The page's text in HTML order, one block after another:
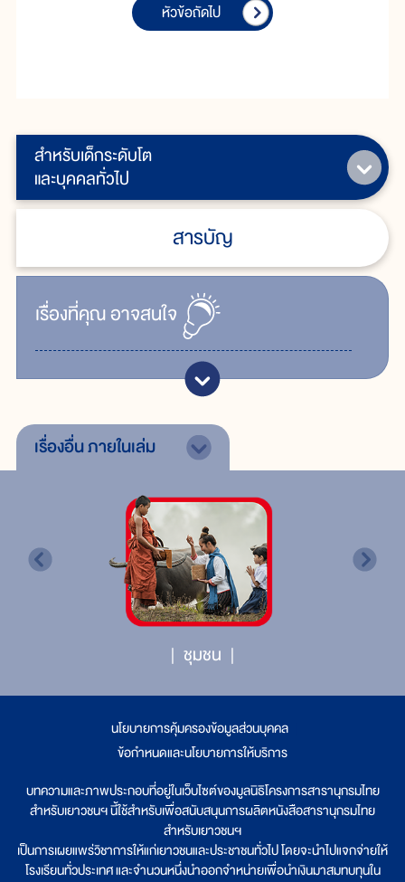
สำหรับเด็กระดับโต
และบุคคลทั่วไป
สารบัญ
เรื่ิองที่คุณอาจสนใจ
หัวข้อถัดไป
เรื่องอื่นภายในเล่ม
ชุมชน
นโยบายการคุ้มครองข้อมูลส่วนบุคคล
ข้อกำหนดและนโยบายการให้บริการ
บทความและภาพประกอบที่อยู่ในเว็บไซต์ของมูลนิธิโครงการสารานุกรมไทย
สำหรับเยาวชนฯ นี้ใช้สำหรับเพื่อสนับสนุนการผลิตหนังสือสารานุกรมไทย
สำหรับเยาวชนฯ
เป็นการเผยแพร่วิชาการให้แก่เยาวชนและประชาชนทั่วไป โดยจะนำไปแจกจ่ายให้
โรงเรียนทั่วประเทศ และจำนวนหนึ่งนำออกจำหน่ายเพื่อนำเงินมาสมทบทุนใน